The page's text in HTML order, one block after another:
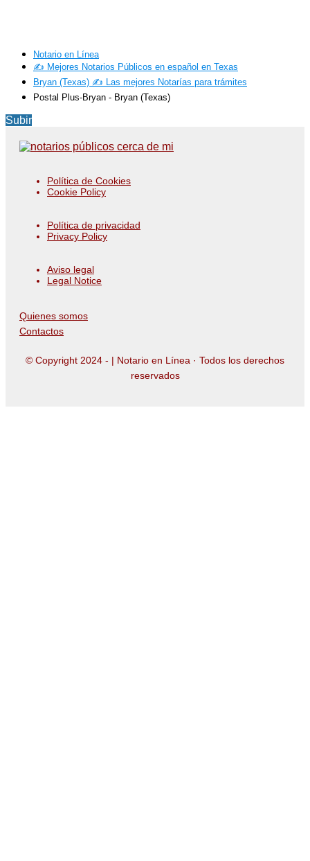
Notario en Línea
✍️ Mejores Notarios Públicos en español en Texas
Bryan (Texas) ✍️ Las mejores Notarías para trámites
Postal Plus-Bryan - Bryan (Texas)
Subir
Política de Cookies
Cookie Policy
Política de privacidad
Privacy Policy
Aviso legal
Legal Notice
Quienes somos
Contactos
© Copyright 2024 - | Notario en Línea · Todos los derechos
reservados